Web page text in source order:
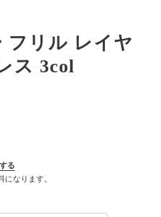
フリル レイヤ
ス 3col
る
なります。